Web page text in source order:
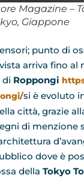
Magazine –
Giappone
punto di
arriva fino al
di Roppongi
si è evoluto
città, grazie
di menzione
dove è
della Tokyo